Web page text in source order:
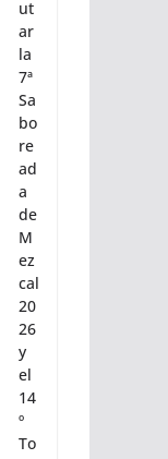
Oa
xa
ca
a
di
sfr
ut
ar
la
7ª
Sa
bo
re
ad
a
de
M
ez
cal
20